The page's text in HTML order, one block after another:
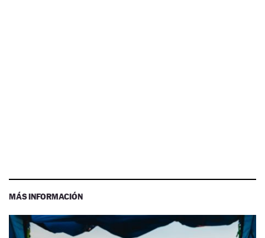
MÁS INFORMACIÓN